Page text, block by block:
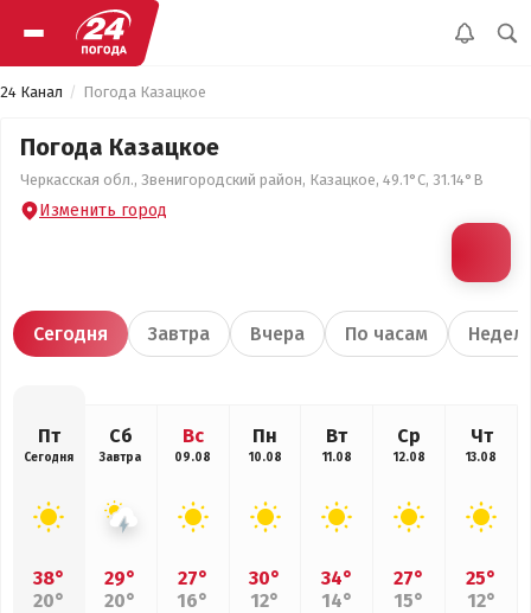
24 Канал Погода Казацкое
Погода Казацкое
Черкасская обл., Звенигородский район, Казацкое, 49.1°С, 31.14°В
Изменить город
Сегодня Завтра Вчера По часам
Пт
Сегодня
38°
20°
Сб
Завтра
29°
20°
Вс
09.08
27°
16°
Пн
10.08
30°
12°
Вт
11.08
34°
14°
Ср
12.08
27°
15°
Чт
13.08
25°
12°